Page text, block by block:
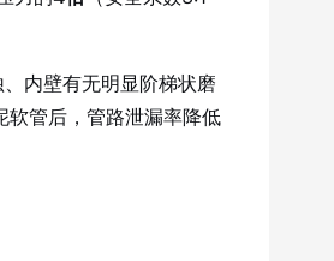
内壁有无明显阶梯状磨
软管后，管路泄漏率降低